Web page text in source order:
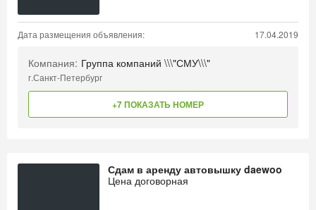
Дата размещения объявления: 17.04.2019
Компания: Группа компаний \\\"СМУ\\\"
г.Санкт-Петербург
+7 ПОКАЗАТЬ НОМЕР
Сдам в аренду автовышку daewoo
Цена договорная